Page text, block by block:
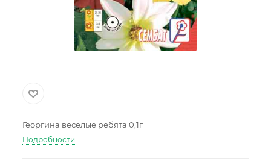
Георгина веселые ребята 0,1г
Подробности